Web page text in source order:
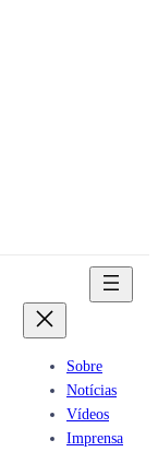
Sobre
Notícias
Vídeos
Imprensa